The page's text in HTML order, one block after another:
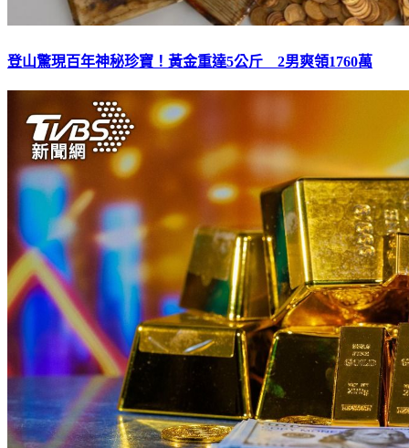
登山驚現百年神秘珍寶！黃金重達5公斤 2男爽領1760萬